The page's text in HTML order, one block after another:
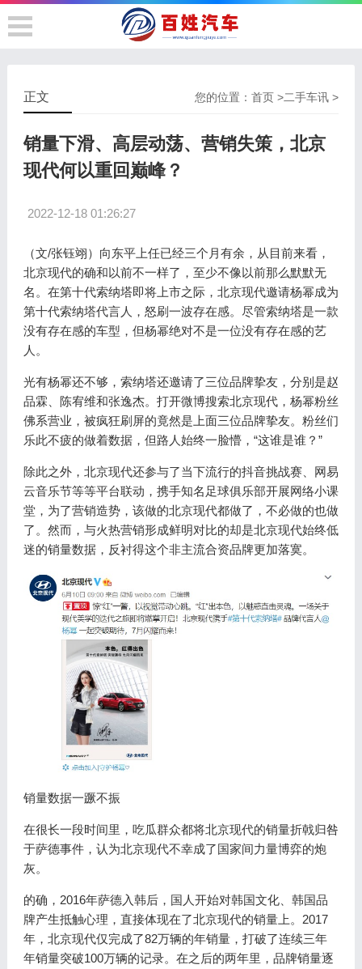
您的位置：首页 >二手车讯 >
正文
销量下滑、高层动荡、营销失策，北京
现代何以重回巅峰？
2022-12-18 01:26:27
（文/张钰翊）向东平上任已经三个月有余，从目前来看，
北京现代的确和以前不一样了，至少不像以前那么默默无
名。在第十代索纳塔即将上市之际，北京现代邀请杨幂成为
第十代索纳塔代言人，怒刷一波存在感。尽管索纳塔是一款
没有存在感的车型，但杨幂绝对不是一位没有存在感的艺
人。
光有杨幂还不够，索纳塔还邀请了三位品牌挚友，分别是赵
品霖、陈宥维和张逸杰。打开微博搜索北京现代，杨幂粉丝
佛系营业，被疯狂刷屏的竟然是上面三位品牌挚友。粉丝们
乐此不疲的做着数据，但路人始终一脸懵，“这谁是谁？”
除此之外，北京现代还参与了当下流行的抖音挑战赛、网易
云音乐节等等平台联动，携手知名足球俱乐部开展网络小课
堂，为了营销造势，该做的北京现代都做了，不必做的也做
了。然而，与火热营销形成鲜明对比的却是北京现代始终低
迷的销量数据，反衬得这个非主流合资品牌更加落寞。
销量数据一蹶不振
在很长一段时间里，吃瓜群众都将北京现代的销量折戟归咎
于萨德事件，认为北京现代不幸成了国家间力量博弈的炮
灰。
的确，2016年萨德入韩后，国人开始对韩国文化、韩国品
牌产生抵触心理，直接体现在了北京现代的销量上。2017
年，北京现代仅完成了82万辆的年销量，打破了连续三年
年销量突破100万辆的记录。在之后的两年里，品牌销量逐